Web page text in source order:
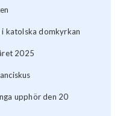
i katolska domkyrkan
2025
upphör den 20